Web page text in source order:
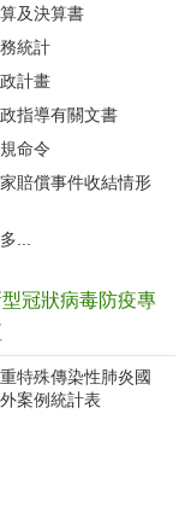
及決算書
統計
計畫
指導有關文書
命令
賠償事件收結情形
...
型冠狀病毒防疫專
特殊傳染性肺炎國
案例統計表